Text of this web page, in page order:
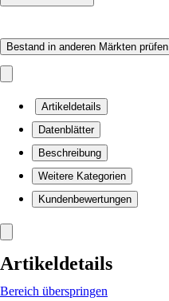
Bestand in anderen Märkten prüfen
Artikeldetails
Datenblätter
Beschreibung
Weitere Kategorien
Kundenbewertungen
Artikeldetails
Bereich überspringen